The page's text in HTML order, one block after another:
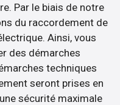
Par le biais de notre
du raccordement de
Ainsi, vous
des démarches
techniques
seront prises en
sécurité maximale